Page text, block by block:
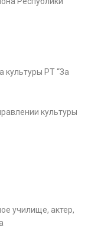
культуры РТ “За
культуры
училище, актер,